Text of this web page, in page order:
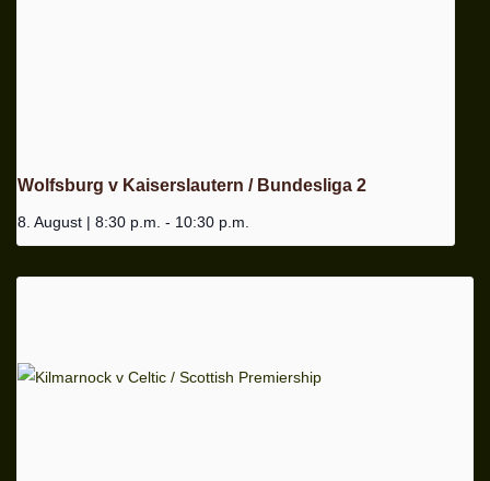
Wolfsburg v Kaiserslautern / Bundesliga 2
8. August | 8:30 p.m. - 10:30 p.m.